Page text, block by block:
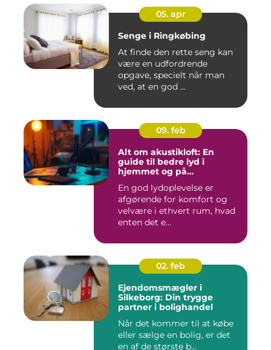
05. apr
Senge i Ringkøbing
At finde den rette seng kan
være en udfordrende
opgave, specielt når man
ved, at en god ...
09. feb
Alt om akustikloft: En
guide til bedre lyd i
hjemmet og på
En god lydoplevelse er
afgørende for komfort og
velvære i ethvert rum, hvad
enten det e...
02. feb
Ejendomsmægler i
Silkeborg: Din trygge
partner i bolighandel
Når det kommer til at købe
eller sælge en bolig, er det
en af de største b...